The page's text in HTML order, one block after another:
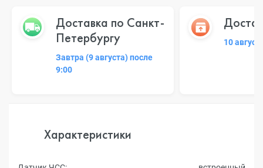
Доставка по Санкт-
Петербургу
Завтра (9 августа) после
9:00
10
Характеристики